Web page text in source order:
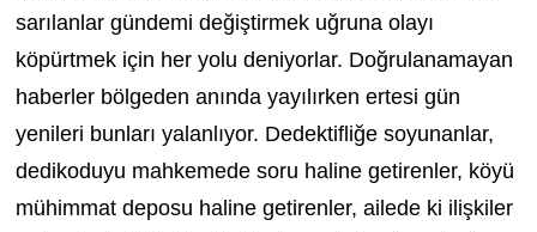
sarılanlar gündemi değiştirmek uğruna olayı
köpürtmek için her yolu deniyorlar. Doğrulanamayan
haberler bölgeden anında yayılırken ertesi gün
yenileri bunları yalanlıyor. Dedektifliğe soyunanlar,
dedikoduyu mahkemede soru haline getirenler, köyü
mühimmat deposu haline getirenler, ailede ki ilişkiler